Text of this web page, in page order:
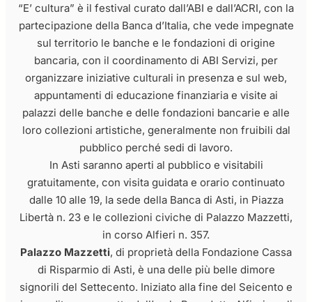
“E’ cultura” è il festival curato dall’ABI e dall’ACRI, con la
partecipazione della Banca d’Italia, che vede impegnate
sul territorio le banche e le fondazioni di origine
bancaria, con il coordinamento di ABI Servizi, per
organizzare iniziative culturali in presenza e sul web,
appuntamenti di educazione finanziaria e visite ai
palazzi delle banche e delle fondazioni bancarie e alle
loro collezioni artistiche, generalmente non fruibili dal
pubblico perché sedi di lavoro.
In Asti saranno aperti al pubblico e visitabili
gratuitamente, con visita guidata e orario continuato
dalle 10 alle 19, la sede della Banca di Asti, in Piazza
Libertà n. 23 e le collezioni civiche di Palazzo Mazzetti,
in corso Alfieri n. 357.
Palazzo Mazzetti, di proprietà della Fondazione Cassa
di Risparmio di Asti, è una delle più belle dimore
signorili del Settecento. Iniziato alla fine del Seicento e